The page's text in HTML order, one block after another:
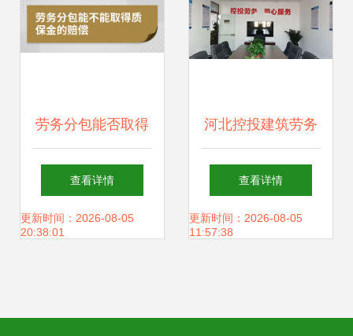
劳务分包能否取得
质保金赔偿
查看详情
更新时间：2026-08-05
20:38:01
河北控投建筑劳务
分包 优化施工总承
包模式的关键路径
查看详情
更新时间：2026-08-05
11:57:38